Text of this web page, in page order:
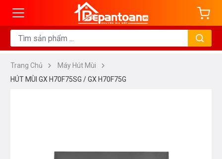
Trang Chủ
Máy Hút Mùi
HÚT MÙI GX H70F75SG / GX H70F75G